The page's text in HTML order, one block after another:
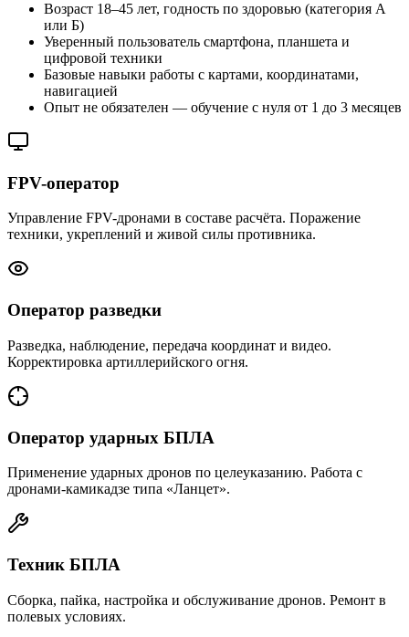
Возраст 18–45 лет, годность по здоровью (категория А
или Б)
Уверенный пользователь смартфона, планшета и
цифровой техники
Базовые навыки работы с картами, координатами,
навигацией
Опыт не обязателен — обучение с нуля от 1 до 3 месяцев
FPV-оператор
Управление FPV-дронами в составе расчёта. Поражение
техники, укреплений и живой силы противника.
Оператор разведки
Разведка, наблюдение, передача координат и видео.
Корректировка артиллерийского огня.
Оператор ударных БПЛА
Применение ударных дронов по целеуказанию. Работа с
дронами-камикадзе типа «Ланцет».
Техник БПЛА
Сборка, пайка, настройка и обслуживание дронов. Ремонт в
полевых условиях.